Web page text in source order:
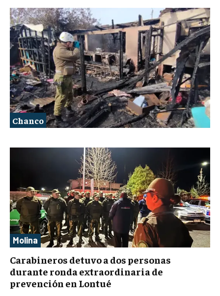
Chanco
Molina
Carabineros detuvo a dos personas
durante ronda extraordinaria de
prevención en Lontué